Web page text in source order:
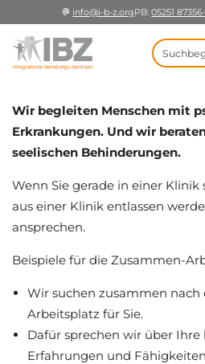
info@i-b-z.orgPB: 05251
Wir begleiten Menschen mit
Erkrankungen. Und wir
seelischen Behinderungen.
Wenn Sie gerade in einer Klinik
aus einer Klinik entlassen
ansprechen.
Beispiele für die Zusammen-
Wir suchen zusammen nach
Arbeitsplatz für Sie.
Dafür sprechen wir über Ihre
Erfahrungen und